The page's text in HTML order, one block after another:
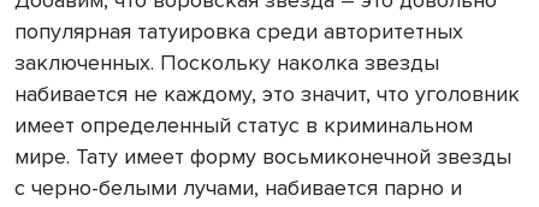
популярная татуировка среди авторитетных
заключенных. Поскольку наколка звезды
набивается не каждому, это значит, что уголовник
имеет определенный статус в криминальном
мире. Тату имеет форму восьмиконечной звезды
с черно-белыми лучами, набивается парно и